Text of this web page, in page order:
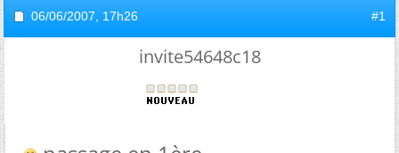
06/06/2007, 17h26 #1
invite54648c18